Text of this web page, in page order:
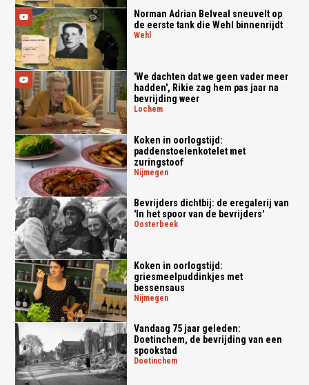
Norman Adrian Belveal sneuvelt op
de eerste tank die Wehl binnenrijdt
wehl
'We dachten dat we geen vader meer
hadden', Rikie zag hem pas jaar na
bevrijding weer
lochem
Koken in oorlogstijd:
paddenstoelenkotelet met
zuringstoof
nijmegen
Bevrijders dichtbij: de eregalerij van
'In het spoor van de bevrijders'
oosterbeek
Koken in oorlogstijd:
griesmeelpuddinkjes met
bessensaus
nijmegen
Vandaag 75 jaar geleden:
Doetinchem, de bevrijding van een
spookstad
doetinchem